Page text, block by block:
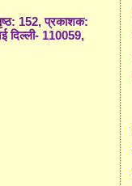
152, प्रकाशक:
दिल्ली- 110059,